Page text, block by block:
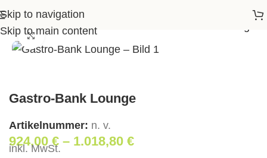
Skip to navigation
Skip to main content
Startseite>Shop>
Klick zum Vergrößern
Gastro-Bank Lounge
Artikelnummer: n. v.
924,00€ – 1.018,80 €
inkl. MwSt.